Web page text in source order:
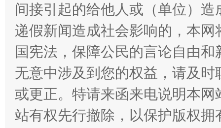
全民健身五年计划来了！等你上场
间接引起的给他人或（单位）
递假新闻造成社会影响的，本
国宪法，保障公民的言论自由
无意中涉及到您的权益，请及
或更正。特请来函来电说明本
站有权先行撤除，以保护版权